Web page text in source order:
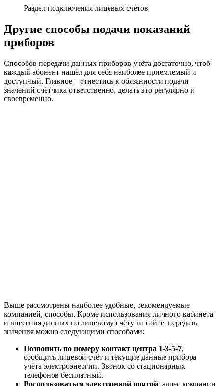
Раздел подключения лицевых счетов
Другие способы подачи показаний
приборов
Способов передачи данных приборов учёта достаточно, чтоб
каждый абонент нашёл для себя наиболее приемлемый и
доступный. Главное – отнестись к обязанности подачи
значений счётчика ответственно, делать это регулярно и
своевременно.
Выше рассмотрены наиболее удобные, рекомендуемые
компанией, способы. Кроме использования личного кабинета
и внесения данных по лицевому счёту на сайте, передать
значения можно следующими способами:
Позвонить по номеру контакт центра 1-3-5-7,
сообщить лицевой счёт и текущие данные прибора
учёта электроэнергии. Звонок со стационарных
телефонов бесплатный.
Воспользоваться электронной почтой, адрес компании